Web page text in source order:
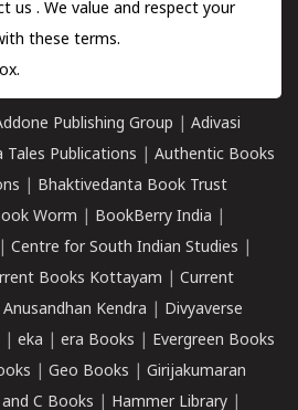
us . We value and respect your
these terms.
Publishing Group
Adivasi
Tales Publications
Authentic Books
Bhaktivedanta Book Trust
Worm BookBerry India
Centre for South Indian Studies
Books Kottayam
Current
Kendra
Divyaverse
eka era Books
Evergreen Books
Geo Books
Girijakumaran
and C Books Hammer Library